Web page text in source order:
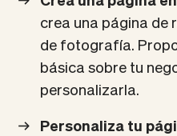
crea una página de
de fotografía.
básica sobre tu
personalizarla.
Personaliza tu